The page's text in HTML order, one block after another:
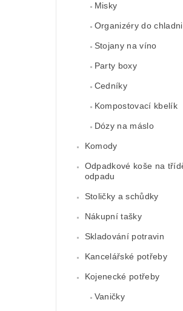
Misky
Organizéry do
Stojany na víno
Party boxy
Cedníky
Kompostovací kbelík
Dózy na máslo
Komody
Odpadkové koše na
odpadu
Stoličky a schůdky
Nákupní tašky
Skladování potravin
Kancelářské potřeby
Kojenecké potřeby
Vaničky